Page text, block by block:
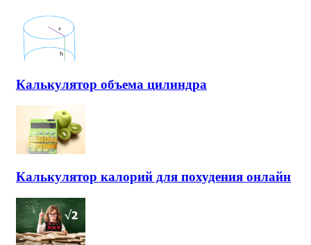
Калькулятор объема цилиндра
Калькулятор калорий для похудения онлайн